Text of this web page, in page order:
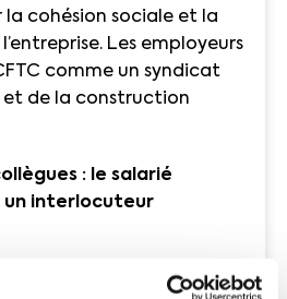
la cohésion sociale et la
Les employeurs
comme un syndicat
de la construction
: le salarié
un interlocuteur
deviendrez à votre tour